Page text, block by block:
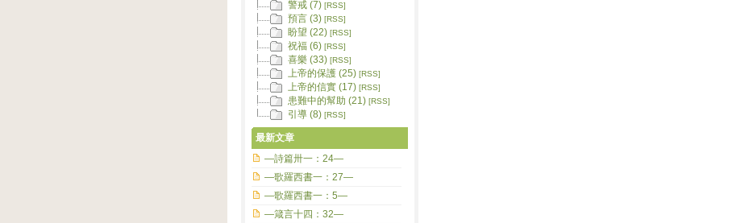
警戒 (7) [RSS]
預言 (3) [RSS]
盼望 (22) [RSS]
祝福 (6) [RSS]
喜樂 (33) [RSS]
上帝的保護 (25) [RSS]
上帝的信實 (17) [RSS]
患難中的幫助 (21) [RSS]
引導 (8) [RSS]
最新文章
—詩篇卅一：24—
—歌羅西書一：27—
—歌羅西書一：5—
—箴言十四：32—